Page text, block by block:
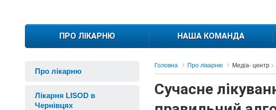
ПРО ЛІКАРНЮ НАША КОМАНДА
Про лікарню
Лікарня LISOD в
Чернівцях
Головна Про лікарню Медіа- центр
Сучасне